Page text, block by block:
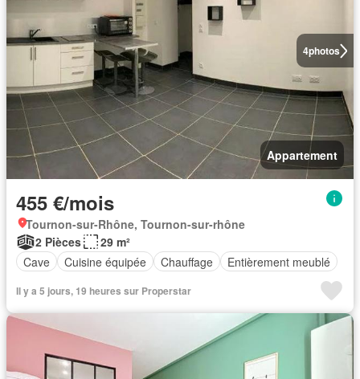
4photos
Appartement
455 €/mois
Tournon-sur-Rhône, Tournon-sur-rhône
2 Pièces
29 m²
Cave
Cuisine équipée Chauffage Entièrement meublé
Il y a 5 jours, 19 heures sur Properstar